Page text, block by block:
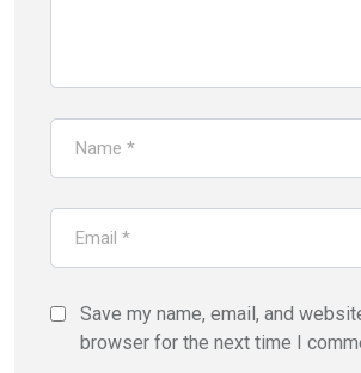
Save my name, email, and
browser for the next time I